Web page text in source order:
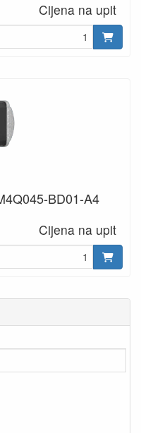
Cijena na upit
BD01-A4
Cijena na upit